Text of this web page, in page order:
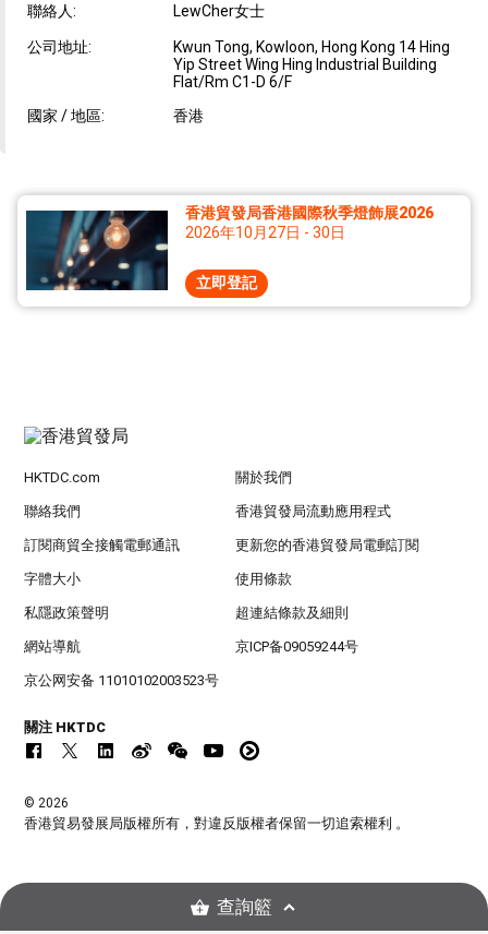
聯絡人: LewCher女士
公司地址:
Kwun Tong, Kowloon, Hong Kong 14 Hing
Yip Street Wing Hing Industrial Building
Flat/Rm C1-D 6/F
國家 / 地區:
香港
香港貿發局香港國際秋季燈飾展2026
2026年10月27日 - 30日
立即登記
HKTDC.com 關於我們
聯絡我們 香港貿發局流動應用程式
訂閱商貿全接觸電郵通訊 更新您的香港貿發局電郵訂閱
字體大小 使用條款
私隱政策聲明 超連結條款及細則
網站導航 京ICP备09059244号
京公网安备 11010102003523号
關注 HKTDC
© 2026
香港貿易發展局版權所有，對違反版權者保留一切追索權利 。
查詢籃